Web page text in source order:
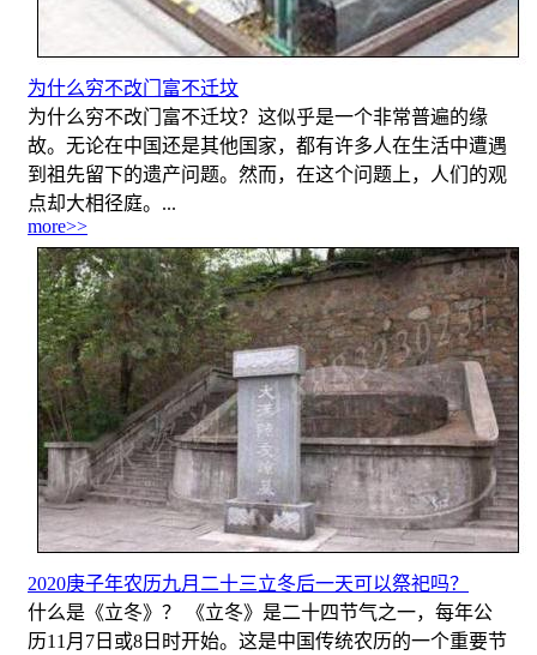
为什么穷不改门富不迁坟
为什么穷不改门富不迁坟？这似乎是一个非常普遍的缘
故。无论在中国还是其他国家，都有许多人在生活中遭遇
到祖先留下的遗产问题。然而，在这个问题上，人们的观
点却大相径庭。...
more>>
2020庚子年农历九月二十三立冬后一天可以祭祀吗？
什么是《立冬》？ 《立冬》是二十四节气之一，每年公
历11月7日或8日时开始。这是中国传统农历的一个重要节